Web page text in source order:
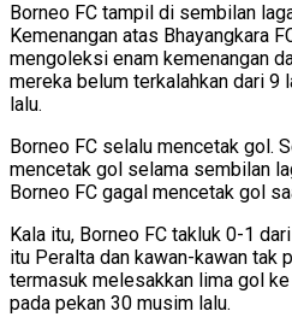
Borneo FC tampil di sembilan
Kemenangan atas Bhayangkara
mengoleksi enam kemenangan
mereka belum terkalahkan dari 9
lalu.
Borneo FC selalu mencetak gol.
mencetak gol selama sembilan
Borneo FC gagal mencetak gol
Kala itu, Borneo FC takluk 0-1
itu Peralta dan kawan-kawan tak
termasuk melesakkan lima gol
pada pekan 30 musim lalu.